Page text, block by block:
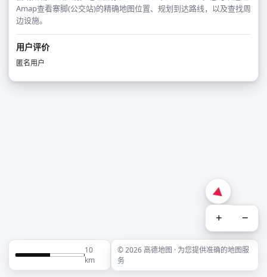
Amap查看寨脚(公交站)的精确地图位置、规划到达路线，以及查找周
边设施。
用户评价
匿名用户
+ −
10
km
© 2026 高德地图 · 为您提供准确的地图服
务